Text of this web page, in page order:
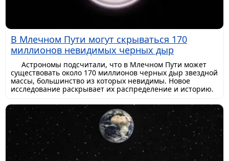
В Млечном Пути могут скрываться 170
миллионов невидимых черных дыр
Астрономы подсчитали, что в Млечном Пути может
существовать около 170 миллионов черных дыр звездной
массы, большинство из которых невидимы. Новое
исследование раскрывает их распределение и историю.